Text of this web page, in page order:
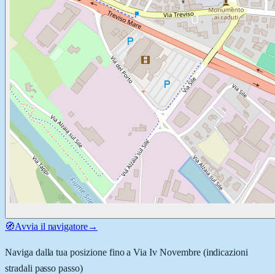
🧭Avvia il navigatore→
Naviga dalla tua posizione fino aVia Iv Novembre(indicazioni
stradali passo passo)